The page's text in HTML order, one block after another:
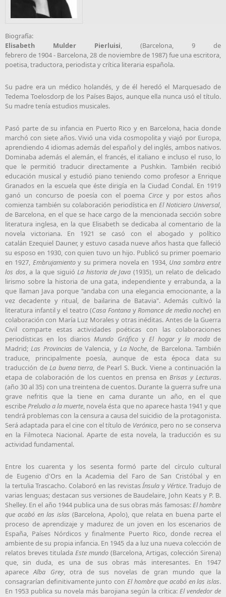
Biografía:
Elisabeth Mulder Pierluisi , (Barcelona, 9 de
febrero de 1904 - Barcelona, 28 de noviembre de 1987) fue una escritora,
poetisa, traductora, periodista y crítica literaria española.
Su padre era un médico holandés, y de él heredó el Marquesado de
Tedema Toelosdorp de los Países Bajos, aunque ella nunca usó el título.
Su madre tenía estudios musicales.
Pasó parte de su infancia en Puerto Rico y en Barcelona, hacia donde
marchó con siete años. Vivió una vida cosmopolita y viajó por Europa,
aprendiendo 4 idiomas además del español y del inglés, ambos nativos.
Dominaba además el alemán, el francés, el italiano e incluso el ruso, lo
que le permitió traducir directamente a Pushkin. También recibió
educación musical y estudió piano teniendo como profesor a Enrique
Granados en la escuela que éste dirigía en la Ciudad Condal. En 1919
ganó un concurso de poesía con el poema Circe y por estos años
comienza también su colaboración periodística en El Noticiero Universal,
de Barcelona, en el que se hace cargo de la mencionada sección sobre
literatura inglesa, en la que Elisabeth se dedicaba al comentario de la
novela victoriana. En 1921 se casó con el abogado y político
catalán Ezequiel Dauner, y estuvo casada nueve años hasta que falleció
su esposo en 1930, con quien tuvo un hijo. Publicó su primer poemario
en 1927, Embrujamientoy su primera novela en 1934, Una sombra entre
los dos , a la que siguió La historia de Java (1935), un relato de delicado
lirismo sobre la historia de una gata, independiente y errabunda, a la
que llaman Java porque "andaba con una elegancia emocionante, a la
vez decadente y ritual, de bailarina de Batavia". Además cultivó la
literatura infantil y el teatro (Casa Fontana y Romance de media noche) en
colaboración con María Luz Morales y otras inéditas. Antes de la Guerra
Civil comparte estas actividades poéticas con las colaboraciones
periodísticas en los diarios Mundo Gráficoy El hogar y la modade
Madrid; Las Provincias de Valencia, y La Noche , de Barcelona. También
traduce, principalmente poesía, aunque de esta época data su
traducción de La buena tierra , de Pearl S. Buck. Viene a continuación la
etapa de colaboración de los cuentos en prensa en Brisas y Lecturas.
(año 30 al 35) con una treintena de cuentos. Durante la guerra sufre una
grave nefritis que la tiene en cama durante un año, en el que
escribe Preludio a la muerte , novela ésta que no aparece hasta 1941 y que
tendrá problemas con la censura a causa del suicidio de la protagonista.
Será adaptada para el cine con el título de Verónica, pero no se conserva
en la Filmoteca Nacional. Aparte de esta novela, la traducción es su
actividad fundamental.
Entre los cuarenta y los sesenta formó parte del círculo cultural
de Eugenio d'Ors en laAcademia del Faro de San Cristóbaly en
la tertuliaTrascacho. Colaboró en las revistas Ínsula y Vértice. Tradujo de
varias lenguas; destacan sus versiones de Baudelaire , John Keats y P. B.
Shelley. En el año 1944 publica una de sus obras más famosas: El hombre
que acabó en las islas (Barcelona, Apolo), que relata en buena parte el
proceso de aprendizaje y madurez de un joven en los escenarios de
España, Países Nórdicos y finalmente Puerto Rico, donde recrea el
ambiente de su propia infancia. En 1945 da a luz una nueva colección de
relatos breves titulada Este mundo (Barcelona, Artigas, colección Sirena)
que, sin duda, es una de sus obras más interesantes. En 1947
apareceAlba Grey, otra de sus novelas de gran mundo que la
consagrarían definitivamente junto con El hombre que acabó en las islas.
En 1953 publica su novela más barojiana según la crítica: El vendedor de